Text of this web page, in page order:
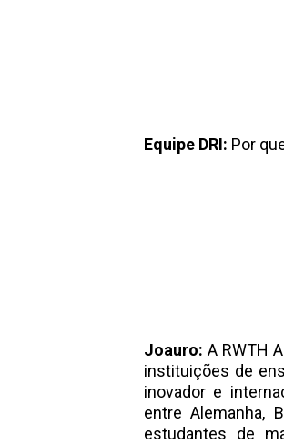
Equipe DRI: Por
Joauro: A RWTH
instituições de
inovador e
entre Alemanha,
estudantes de